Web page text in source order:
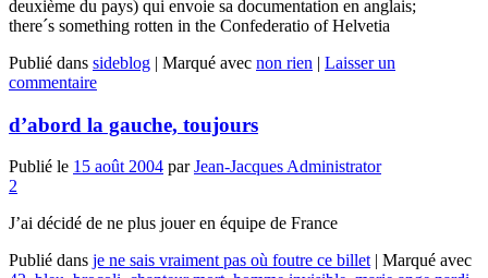
deuxième du pays) qui envoie sa documentation en anglais;
there´s something rotten in the Confederatio of Helvetia
Publié dans sideblog | Marqué avec non rien | Laisser un
commentaire
d’abord la gauche, toujours
Publié le 15 août 2004 parJean-Jacques Administrator
2
J’ai décidé de ne plus jouer en équipe de France
Publié dans je ne sais vraiment pas où foutre ce billet | Marqué avec